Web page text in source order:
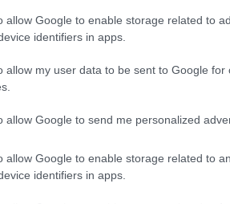
allow Google to enable storage related to
identifiers in apps.
allow my user data to be sent to Google for
allow Google to send me personalized
allow Google to enable storage related to
identifiers in apps.
ψήγματα αυτών των
και
Τίποτε δεν είναι
είναι πια η εποχή των
οικονομικής στο
Ελληνικής &